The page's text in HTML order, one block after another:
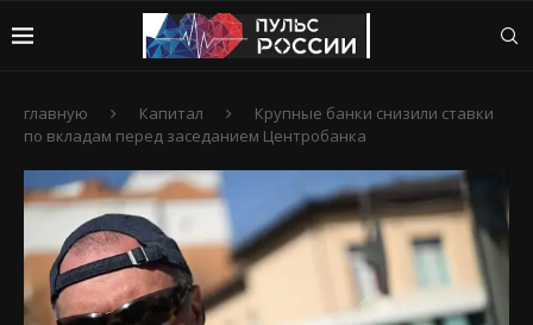
главную Капитал
Крупные банки снизили ставки
по вкладам перед заседанием Центробанка